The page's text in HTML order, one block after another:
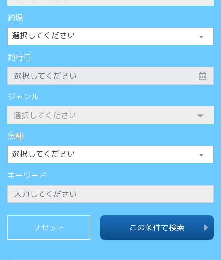
釣場
選択してください
釣行日
ジャンル
魚種
選択してください
キーワード
この条件で検索